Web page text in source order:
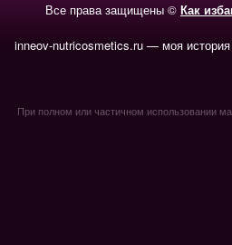
Все права защищены © Как
inneov-nutricosmetics.ru — моя
При полном или частичном использовании